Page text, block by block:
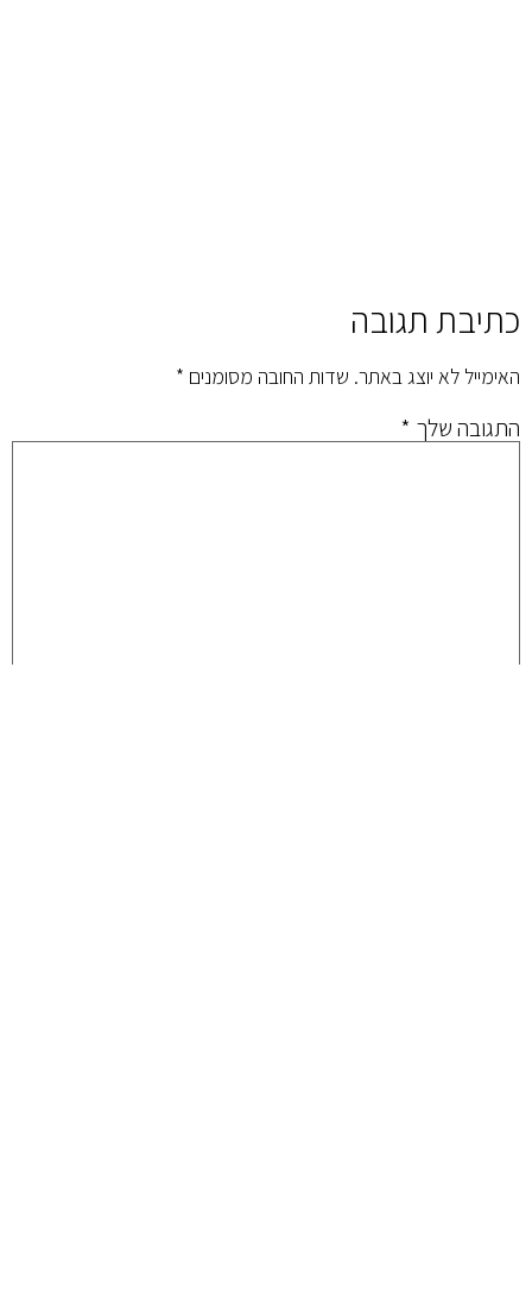
כתיבת תגובה
האימייל לא יוצג באתר. שדות החובה מסומנים *
התגובה שלך *